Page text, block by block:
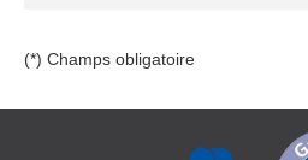
(*) Champs obligatoire